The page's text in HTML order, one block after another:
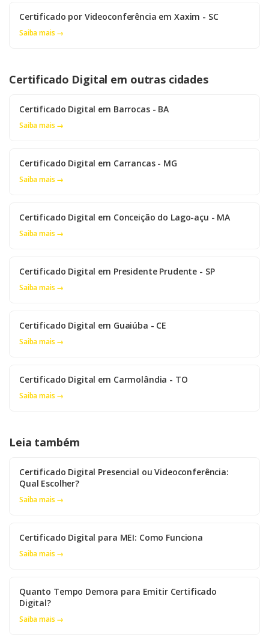
Certificado por Videoconferência em Xaxim - SC
Saiba mais →
Certificado Digital em outras cidades
Certificado Digital em Barrocas - BA
Saiba mais →
Certificado Digital em Carrancas - MG
Saiba mais →
Certificado Digital em Conceição do Lago-açu - MA
Saiba mais →
Certificado Digital em Presidente Prudente - SP
Saiba mais →
Certificado Digital em Guaiúba - CE
Saiba mais →
Certificado Digital em Carmolândia - TO
Saiba mais →
Leia também
Certificado Digital Presencial ou Videoconferência:
Qual Escolher?
Saiba mais →
Certificado Digital para MEI: Como Funciona
Saiba mais →
Quanto Tempo Demora para Emitir Certificado
Digital?
Saiba mais →